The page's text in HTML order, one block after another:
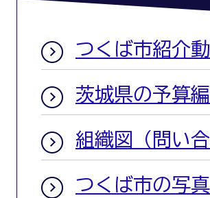
つくば市紹介
茨城県の予算
組織図（問い合
つくば市の写真